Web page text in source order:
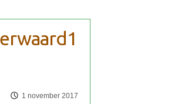
1 november 2017